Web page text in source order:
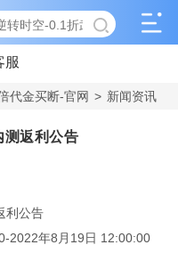
服
代金买断-官网 > 新闻资讯
测返利公告
利公告
2022年8月19日 12:00:00